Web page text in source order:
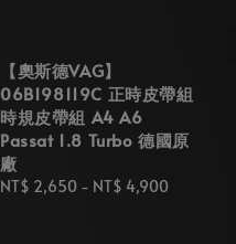
【奧斯德VAG】
06B198119C 正時皮帶組
時規皮帶組 A4 A6
Passat 1.8 Turbo 德國原
廠
Regular
NT$ 2,650 - NT$ 4,900